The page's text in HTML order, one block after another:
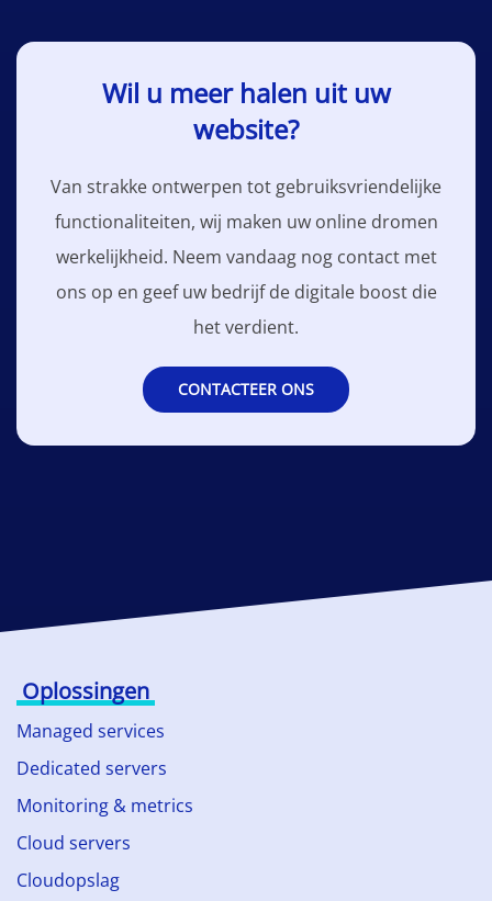
Wil u meer halen uit uw
website?
Van strakke ontwerpen tot gebruiksvriendelijke
functionaliteiten, wij maken uw online dromen
werkelijkheid. Neem vandaag nog contact met
ons op en geef uw bedrijf de digitale boost die
het verdient.
CONTACTEER ONS
Oplossingen
Managed services
Dedicated servers
Monitoring & metrics
Cloud servers
Cloudopslag